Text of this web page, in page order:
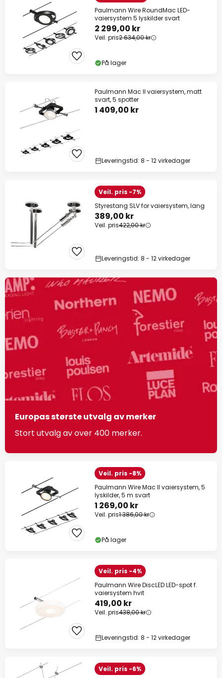
Paulmann Wire RoundMac LED-
vaiersystem 5 lyskilder svart
2 299,00 kr
Veil. pris2 634,00 kr
På lager
Paulmann Mac II vaiersystem, matt
svart, 5 spotter
1 409,00 kr
Leveringstid: 8 - 12 virkedager
Veil. pris -7%
Styrestang SLV for vaiersystem, lang
389,00 kr
Veil. pris422,00 kr
Leveringstid: 8 - 12 virkedager
Europas største utvalg av merker
Stort utvalg av over 400 merker.
Veil. pris -8%
Paulmann Wire Mac II vaiersystem, 5
lyskilder, 5 m svart
1 269,00 kr
Veil. pris1 386,00 kr
På lager
Veil. pris -4%
Paulmann Wire DiscLED LED-spot f.
vaiersystem hvit
419,00 kr
Veil. pris438,00 kr
Leveringstid: 8 - 12 virkedager
Veil. pris -6%